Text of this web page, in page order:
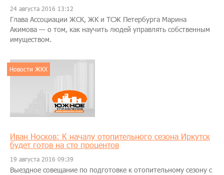
24 августа 2016 13:12
Глава Ассоциации ЖСК, ЖК и ТСЖ Петербурга Марина
Акимова — о том, как научить людей управлять собственным
имуществом.
Новости ЖКХ
Иван Носков: К началу отопительного сезона Иркутск
будет готов на сто процентов
19 августа 2016 09:39
Выездное совещание по подготовке к отопительному сезону с